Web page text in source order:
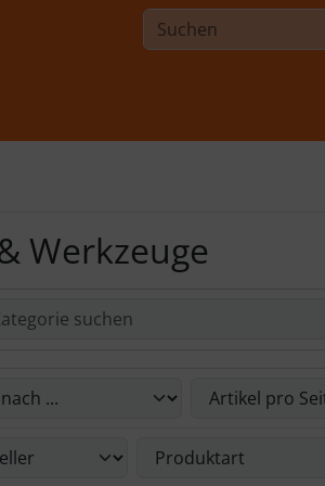
Werkzeuge
Du die nachfolgenden Artikel nach